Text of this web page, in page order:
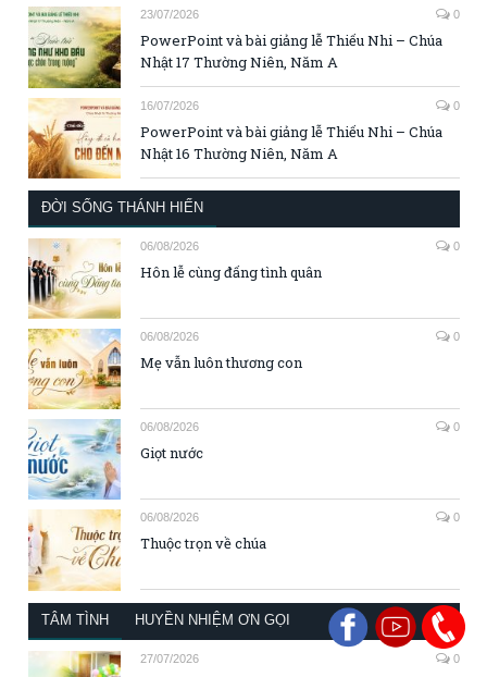
23/07/2026 0
PowerPoint và bài giảng lễ Thiếu Nhi – Chúa
Nhật 17 Thường Niên, Năm A
16/07/2026 0
PowerPoint và bài giảng lễ Thiếu Nhi – Chúa
Nhật 16 Thường Niên, Năm A
ĐỜI SỐNG THÁNH HIẾN
06/08/2026 0
Hôn lễ cùng đấng tình quân
06/08/2026 0
Mẹ vẫn luôn thương con
06/08/2026 0
Giọt nước
06/08/2026 0
Thuộc trọn về chúa
TÂM TÌNH HUYỀN NHIỆM ƠN GỌI
27/07/2026 0